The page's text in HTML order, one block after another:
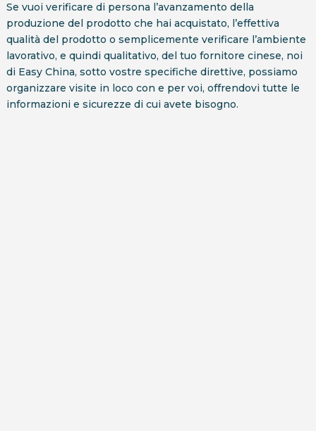
Se vuoi verificare di persona l’avanzamento della
produzione del prodotto che hai acquistato, l’effettiva
qualità del prodotto o semplicemente verificare l’ambiente
lavorativo, e quindi qualitativo, del tuo fornitore cinese, noi
di Easy China, sotto vostre specifiche direttive, possiamo
organizzare visite in loco con e per voi, offrendovi tutte le
informazioni e sicurezze di cui avete bisogno.